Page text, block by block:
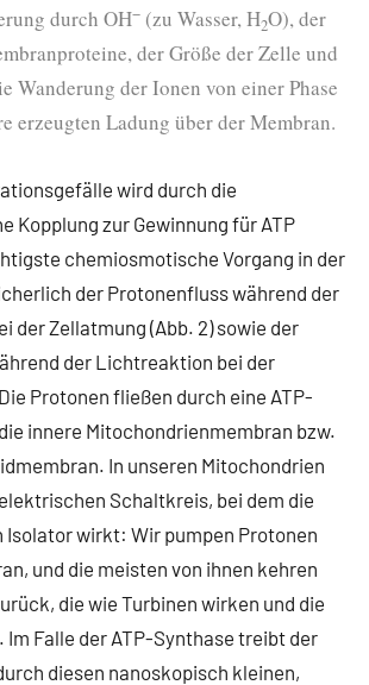
durch OH− (zu Wasser, H2O), der
der Größe der Zelle und
Wanderung der Ionen von einer Phase
erzeugten Ladung über der Membran.
wird durch die
Kopplung zur Gewinnung für ATP
chemiosmotische Vorgang in der
der Protonenfluss während der
der Zellatmung (Abb. 2) sowie der
der Lichtreaktion bei der
Protonen fließen durch eine ATP-
innere Mitochondrienmembran bzw.
In unseren Mitochondrien
Schaltkreis, bei dem die
Isolator wirkt: Wir pumpen Protonen
und die meisten von ihnen kehren
die wie Turbinen wirken und die
Falle der ATP-Synthase treibt der
diesen nanoskopisch kleinen,